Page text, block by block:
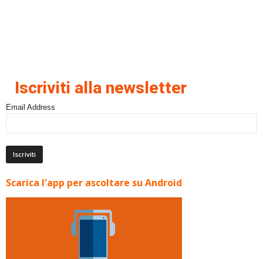
Iscriviti alla newsletter
Email Address
Scarica l'app per ascoltare su Android